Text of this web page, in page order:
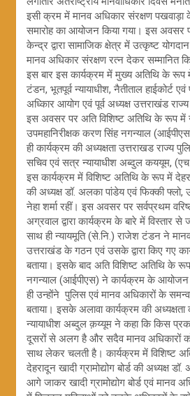
इसी क्रम में मानव अधिकार संरक्षण पखवाड़ा
समारोह का आयोजन किया गया। इस अवसर
केन्द्र द्वारा सामाजिक क्षेत्र में उत्कृष्ट
मानव अधिकार संरक्षण रत्न देकर सम्मानित
इस बार इस कार्यक्रम में मुख्य अतिथि के रूप
टंडन, भूतपूर्व न्यायाधीश, नैतीताल हाईकोर्ट
अध्किार आयोग एवं पूर्व अध्यक्ष उत्तराखंड
इस अवसर पर अति विशिष्ट अतिथि के रूप में
उपमहानिरीक्षक करण सिंह नगन्याल
ही कार्यक्रम की अध्यक्षता उत्तराखड राज्य
सचिव एवं सत्र न्यायाधीश अब्दुल कययूम,
इस कार्यक्रम में विशिष्ट अतिथि के रूप में
की अध्यक्ष डॉ. अलका पांडेय एवं फिक्की फ्लो,
नेहा शर्मा रहीं। इस अवसर पर सर्वप्रथम
अग्रवाल द्वारा कार्यक्रम के बारे में विस्तार
साथ ही न्यायमूति (से.नि.) राजेश टंडन ने
उत्तराखंड के गठन एवं उसके द्वारा किए गए
बताया। इसके बाद अति विशिष्ट अतिथि के
नगन्याल (आईपीएस) ने कार्यक्रम के आयोजन
ही उन्होंने पुलिस एवं मानव अधिकारों के
बताया। इसके अलावा कार्यक्रम की
न्यायाधीश अब्दुल क़य्यूम ने कहा कि किस
दूसरों से अलग है और सदैव मानव अधिकारों
साथ लेकर चलती है। कार्यक्रम में विशिष्ट
देहरादून खादी ग्रामोद्योग बोर्ड की अध्यक्ष
आगे जाकर खादी ग्रामोद्योग बोर्ड एवं मानव